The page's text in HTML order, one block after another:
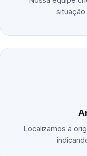
situação
Localizamos a